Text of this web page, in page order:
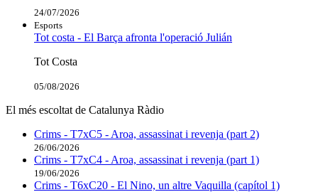
24/07/2026
Esports
Tot costa - El Barça afronta l'operació Julián
Tot Costa
05/08/2026
El més escoltat de Catalunya Ràdio
Crims - T7xC5 - Aroa, assassinat i revenja (part 2)
26/06/2026
Crims - T7xC4 - Aroa, assassinat i revenja (part 1)
19/06/2026
Crims - T6xC20 - El Nino, un altre Vaquilla (capítol 1)